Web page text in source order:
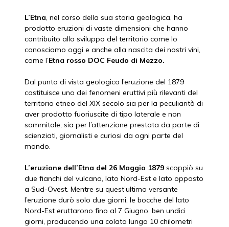
L’Etna, nel corso della sua storia geologica, ha
prodotto eruzioni di vaste dimensioni che hanno
contribuito allo sviluppo del territorio come lo
conosciamo oggi e anche alla nascita dei nostri vini,
come l’Etna rosso DOC Feudo di Mezzo.
Dal punto di vista geologico l’eruzione del 1879
costituisce uno dei fenomeni eruttivi più rilevanti del
territorio etneo del XIX secolo sia per la peculiarità di
aver prodotto fuoriuscite di tipo laterale e non
sommitale, sia per l’attenzione prestata da parte di
scienziati, giornalisti e curiosi da ogni parte del
mondo.
L’eruzione dell’Etna del 26 Maggio 1879 scoppiò su
due fianchi del vulcano, lato Nord-Est e lato opposto
a Sud-Ovest. Mentre su quest’ultimo versante
l’eruzione durò solo due giorni, le bocche del lato
Nord-Est eruttarono fino al 7 Giugno, ben undici
giorni, producendo una colata lunga 10 chilometri